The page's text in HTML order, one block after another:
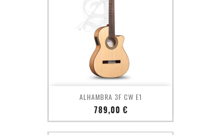
ALHAMBRA 3F CW E1
Prix
789,00 €